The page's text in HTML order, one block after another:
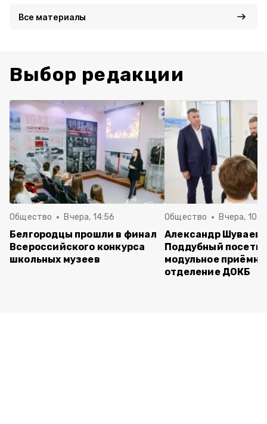
Все материалы
Выбор редакции
Общество Вчера, 14:56
Белгородцы прошли в финал
Всероссийского конкурса
школьных музеев
Общество Вчера,
Александр Шуваев
Поддубный
модульное
отделение ДОКБ